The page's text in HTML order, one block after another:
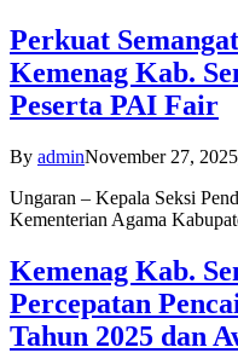
Perkuat
Kemenag Kab.
Peserta PAI Fair
By adminNovember 27, 2025
Ungaran – Kepala Seksi
Kementerian Agama
Kemenag Kab.
Percepatan
Tahun 2025 dan